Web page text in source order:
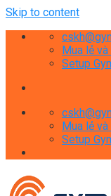
Skip to content
Mua lẻ
Setup
Mua lẻ
Setup